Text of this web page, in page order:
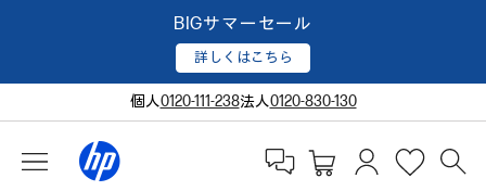
BIGサマーセール
詳しくはこちら
個人0120-111-238法人0120-830-130